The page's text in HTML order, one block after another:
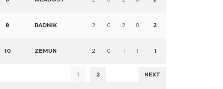
8 RADNIK 2 0 2 0 2
10 ZEMUN 2 0 1 1 1
1 2 NEXT